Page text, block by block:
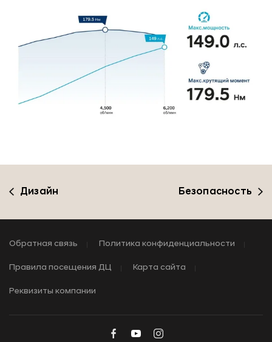
Дизайн Безопасность
Обратная связь Политика конфиденциальности
Правила посещения ДЦ Карта сайта
Реквизиты компании